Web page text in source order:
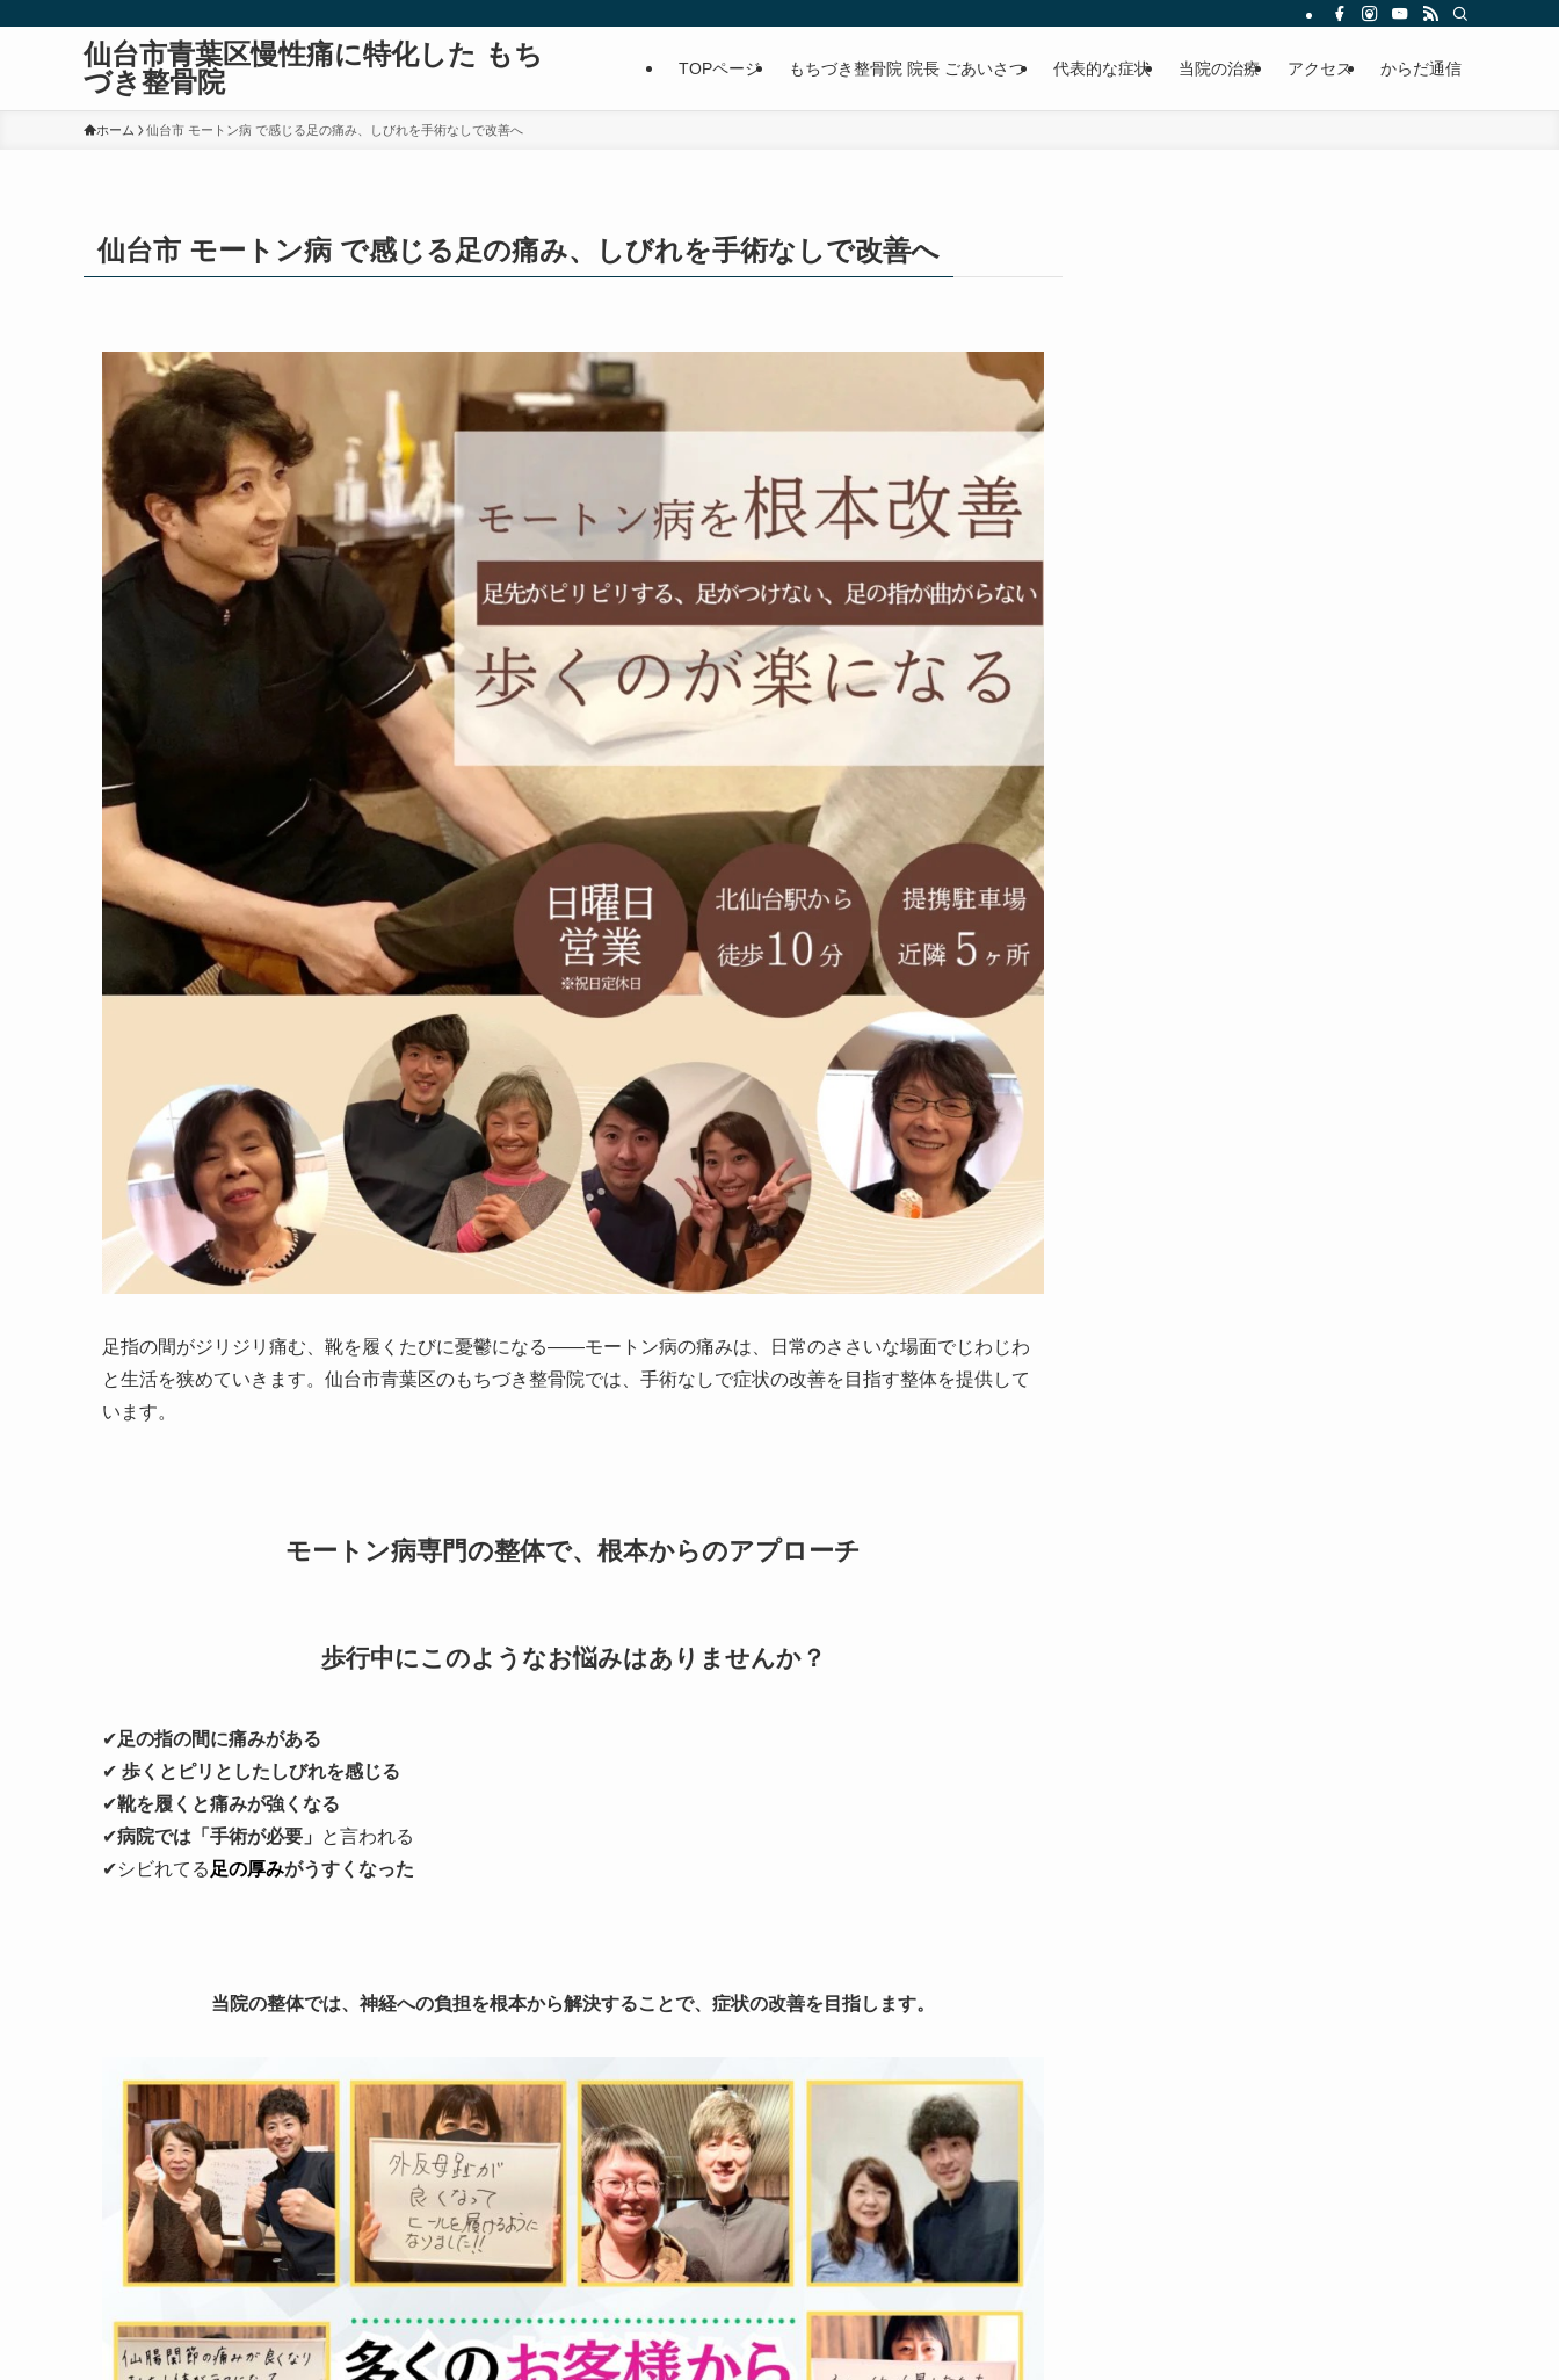
仙台市青葉区慢性痛に特化した もち
づき整骨院
TOPページ もちづき整骨院 院長 ごあいさつ 代表的な症状 当院の治療 アクセス からだ通信
ホーム 仙台市 モートン病 で感じる足の痛み、しびれを手術なしで改善へ
仙台市 モートン病 で感じる足の痛み、しびれを手術なしで改善へ
足指の間がジリジリ痛む、靴を履くたびに憂鬱になる——モートン病の痛みは、日常のささいな場面でじわじわ
と生活を狭めていきます。仙台市青葉区のもちづき整骨院では、手術なしで症状の改善を目指す整体を提供して
います。
モートン病専門の整体で、根本からのアプローチ
歩行中にこのようなお悩みはありませんか？
✔足の指の間に痛みがある
✔ 歩くとピリとしたしびれを感じる
✔靴を履くと痛みが強くなる
✔病院では「手術が必要」
と言われる
✔シビれてる 足の厚みがうすくなった
当院の整体では、神経への負担を根本から解決することで、症状の改善を目指します。